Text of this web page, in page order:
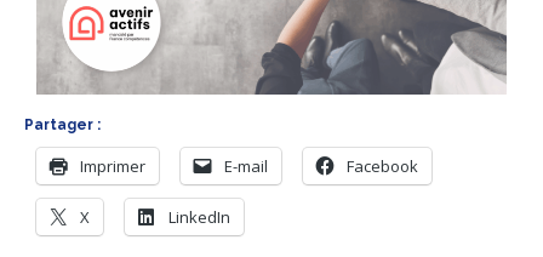
Partager :
Imprimer E-mail Facebook
X LinkedIn